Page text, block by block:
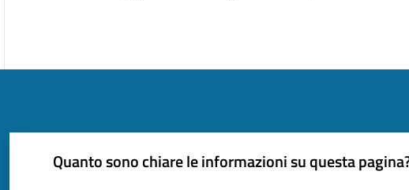
Quanto sono chiare le informazioni su questa